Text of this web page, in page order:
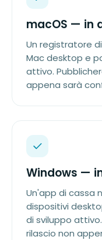
macOS — in
Un registratore
Mac desktop e
attivo.
appena sarà
Windows —
Un'app di cassa
dispositivi
di sviluppo
rilascio non